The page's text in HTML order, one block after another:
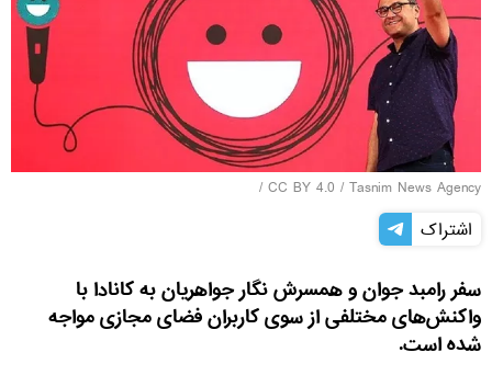
CC BY 4.0 / Tasnim News Agency
/
اشتراک
سفر رامبد جوان و همسرش نگار جواهریان به کانادا با
واکنش‌های مختلفی از سوی کاربران فضای مجازی مواجه
شده است.